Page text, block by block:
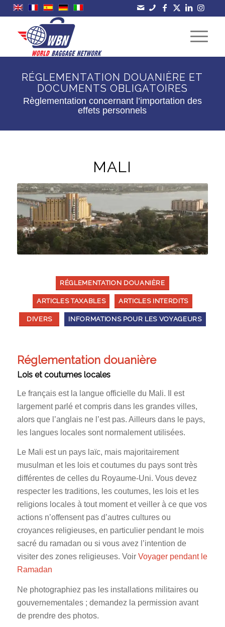
RÉGLEMENTATION DOUANIÈRE ET
DOCUMENTS OBLIGATOIRES
Règlementation concernant l’importation des
effets personnels
MALI
RÉGLEMENTATION DOUANIÈRE
ARTICLES TAXABLES ARTICLES INTERDITS
DIVERS INFORMATIONS POUR LES VOYAGEURS
Réglementation douanière
Lois et coutumes locales
Le français est la langue officielle du Mali. Il est
largement parlé et compris dans les grandes villes,
alors que l’anglais ne l’est pas. Ailleurs dans le pays,
les langues locales sont normalement utilisées.
Le Mali est un pays laïc, mais majoritairement
musulman et les lois et coutumes du pays sont très
différentes de celles du Royaume-Uni. Vous devez
respecter les traditions, les coutumes, les lois et les
religions locales à tout moment et veiller à ce que vos
actions n’offensent pas d’autres cultures ou
croyances religieuses, en particulier pendant le mois
sacré du ramadan ou si vous avez l’intention de
visiter des zones religieuses. Voir Voyager pendant le
Ramadan
Ne photographiez pas les installations militaires ou
gouvernementales ; demandez la permission avant
de prendre des photos.